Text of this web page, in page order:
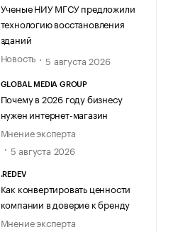
Ученые НИУ МГСУ предложили
технологию восстановления
зданий
Новость
5 августа 2026
GLOBAL MEDIA GROUP
Почему в 2026 году бизнесу
нужен интернет-магазин
Мнение эксперта
5 августа 2026
.REDEV
Как конвертировать ценности
компании в доверие к бренду
Мнение эксперта